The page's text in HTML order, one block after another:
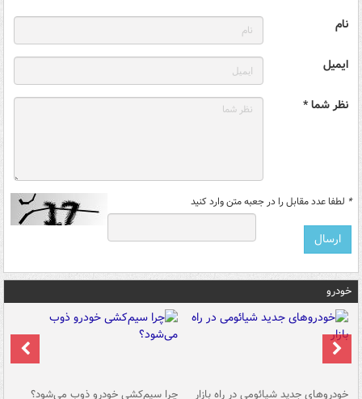
نام
ایمیل
نظر شما *
* لطفا عدد مقابل را در جعبه متن وارد کنید
خودرو
خودروهای جدید شیائومی در راه بازار چرا سیم‌کشی خودرو ذوب می‌شود؟